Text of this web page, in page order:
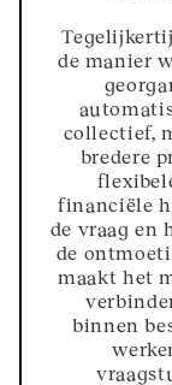
de manier
collectief,
bredere
financiële
de vraag en
de
maakt het
binnen